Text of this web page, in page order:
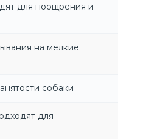
для поощрения и
на мелкие
собаки
для